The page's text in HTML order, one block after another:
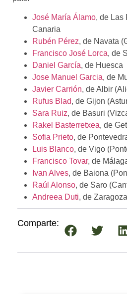
José María Álamo, de Las
Canaria
Rubén Pérez, de Navata
Francisco José Lorca, de
Daniel García, de Huesca
Jose Manuel Garcia, de
Javier Carrión, de Albir
Rufus Blad, de Gijon
Sara Ruiz, de Basuri
Rakel Basterretxea, de
Sofia Prieto, de
Luis Blanco, de Vigo
Francisco Tovar, de
Ivan Alves, de Baiona
Raúl Alonso, de Saro
Andreea Duti, de Zaragoza
Comparte: